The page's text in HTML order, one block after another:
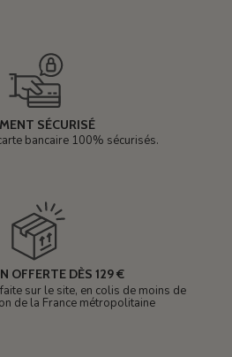
SÉCURISÉ
bancaire 100% sécurisés.
OFFERTE DÈS 129 €
sur le site, en colis de moins de
de la France métropolitaine